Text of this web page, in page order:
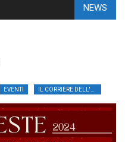
NEWS
EVENTI